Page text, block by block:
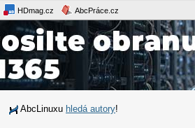
HDmag.cz AbcPráce.cz
AbcLinuxu hledá autory!